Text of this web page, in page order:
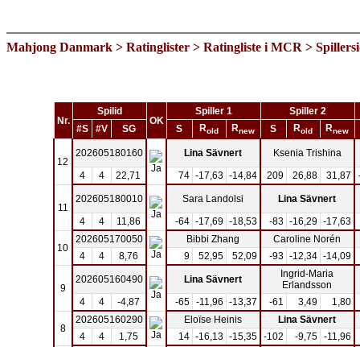
Mahjong Danmark > Ratinglister > Ratingliste i MCR >
Nr.
Spilid
OK
Spiller 1
Spiller 2
#S
#V SG S Rold Rnew S Rold Rnew
12
202605180160 Lina Sävnert
Ksenia Trishina
4
4 22,71 74 -17,63 -14,84 209 26,88 31,87
11
202605180010 Sara Landolsi
Lina Sävnert
4
4 11,86 -64 -17,69 -18,53 -83 -16,29 -17,63
10
202605170050 Bibbi Zhang
Caroline Norén
4
4 8,76 9 52,95 52,09 -93 -12,34 -14,09
9
202605160490 Lina Sävnert
Ingrid-Maria
Erlandsson
4
4 -4,87 -65 -11,96 -13,37 -61 3,49 1,80
8
202605160290 Eloïse Heinis
Lina Sävnert
4
4 1,75 14 -16,13 -15,35 -102 -9,75 -11,96